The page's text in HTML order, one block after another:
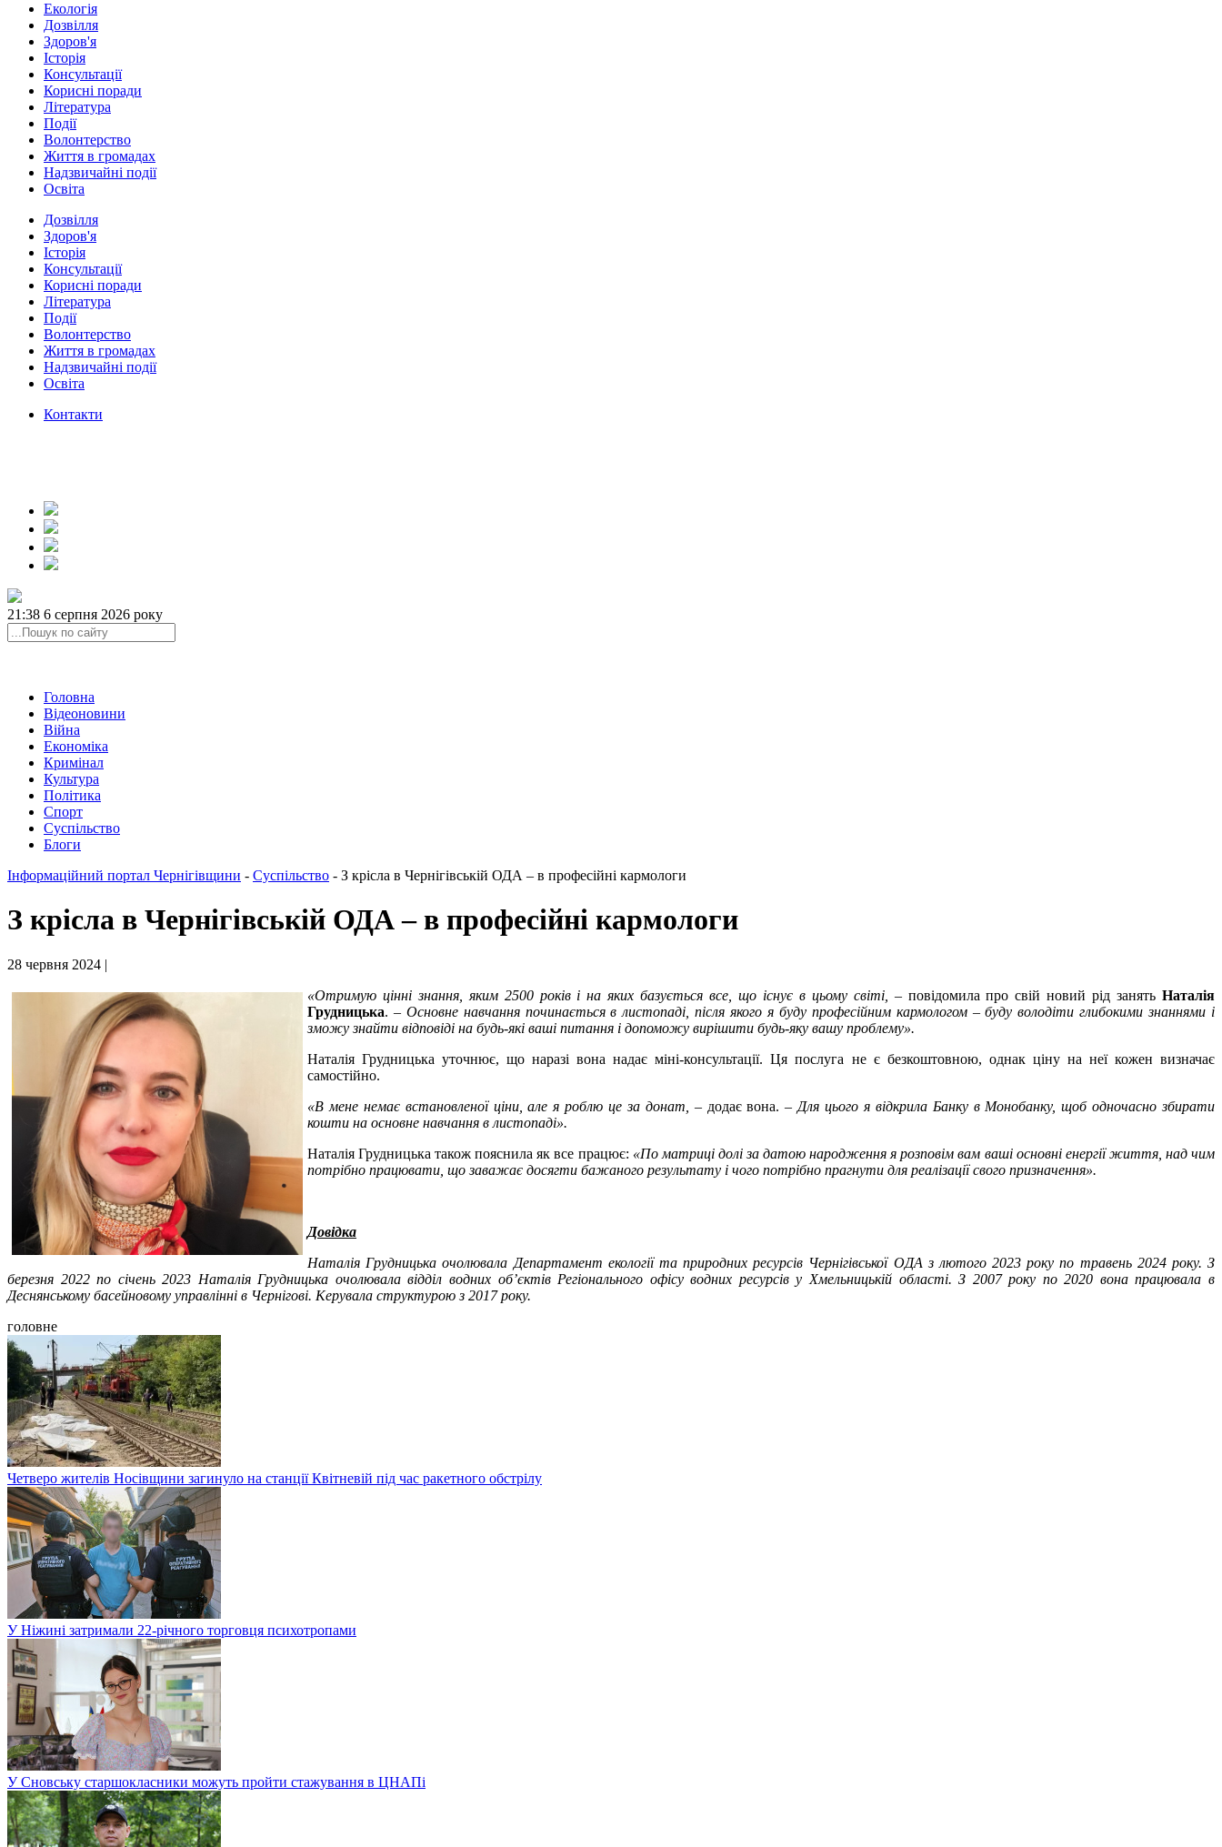
Екологія
Дозвілля
Здоров'я
Історія
Консультації
Корисні поради
Література
Події
Волонтерство
Життя в громадах
Надзвичайні події
Освіта
Дозвілля
Здоров'я
Історія
Консультації
Корисні поради
Література
Події
Волонтерство
Життя в громадах
Надзвичайні події
Освіта
Контакти
21:38 6 серпня 2026 року
Головна
Відеоновини
Війна
Економіка
Кримінал
Культура
Політика
Спорт
Суспільство
Блоги
Інформаційний портал Чернігівщини - Суспільство - З крісла в Чернігівській ОДА – в професійні кармологи
З крісла в Чернігівській ОДА – в професійні кармологи
28 червня 2024 |
«Отримую цінні знання, яким 2500 років і на яких базується все, що існує в цьому світі, – повідомила про свій новий рід занятьНаталія
Грудницька. – Основне навчання починається в листопаді, після якого я буду професійним кармологом – буду володіти глибокими знаннями і
зможу знайти відповіді на будь-які ваші питання і допоможу вирішити будь-яку вашу проблему».
Наталія Грудницька уточнює, що наразі вона надає міні-консультації. Ця послуга не є безкоштовною, однак ціну на неї кожен визначає
самостійно.
«В мене немає встановленої ціни, але я роблю це за донат, – додає вона.– Для цього я відкрила Банку в Монобанку, щоб одночасно збирати
кошти на основне навчання в листопаді».
Наталія Грудницька також пояснила як все працює: «По матриці долі за датою народження я розповім вам ваші основні енергії життя, над чим
потрібно працювати, що заважає досягти бажаного результату і чого потрібно прагнути для реалізації свого призначення».
Довідка
Наталія Грудницька очолювала Департамент екології та природних ресурсів Чернігівської ОДА з лютого 2023 року по травень 2024 року. З
березня 2022 по січень 2023 Наталія Грудницька очолювала відділ водних об’єктів Регіонального офісу водних ресурсів у Хмельницькій області. З 2007 року по 2020 вона працювала в
Деснянському басейновому управлінні в Чернігові. Керувала структурою з 2017 року.
головне
Четверо жителів Носівщини загинуло на станції Квітневій під час ракетного обстрілу
У Ніжині затримали 22-річного торговця психотропами
У Сновську старшокласники можуть пройти стажування в ЦНАПі